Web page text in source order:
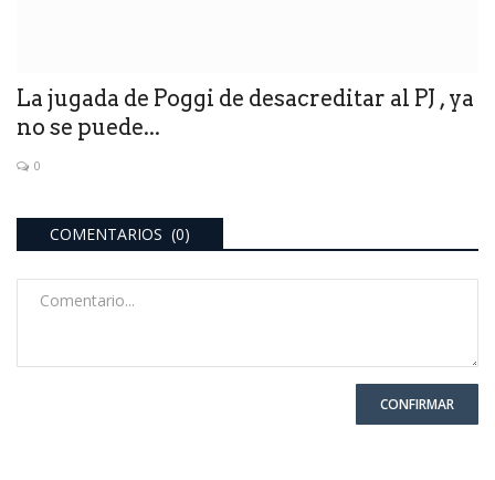
La jugada de Poggi de desacreditar al PJ , ya
no se puede...
0
COMENTARIOS (0)
CONFIRMAR